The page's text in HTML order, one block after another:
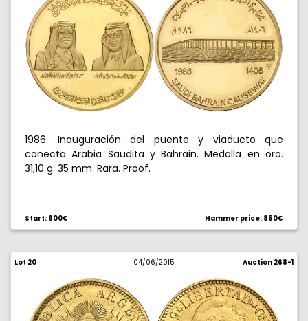
1986. Inauguración del puente y viaducto que
conecta Arabia Saudita y Bahrain. Medalla en oro.
31,10 g. 35 mm. Rara. Proof.
Start: 600€ Hammer price: 850€
Lot 20 04/06/2015 Auction 268-1